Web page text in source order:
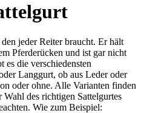
jeder Reiter braucht. Er hält
Pferderücken und ist gar nicht
die verschiedensten
Langgurt, ob aus Leder oder
oder ohne. Alle Varianten finden
des richtigen Sattelgurtes
Wie zum Beispiel: